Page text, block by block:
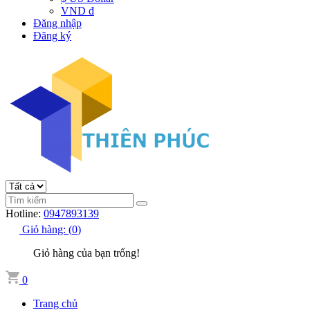
VND đ
Đăng nhập
Đăng ký
Hotline: 0947893139
Giỏ hàng: (0)
Giỏ hàng của bạn trống!
0
Trang chủ